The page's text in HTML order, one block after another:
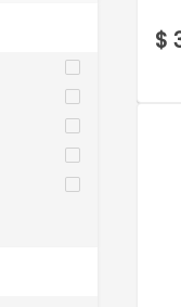
$